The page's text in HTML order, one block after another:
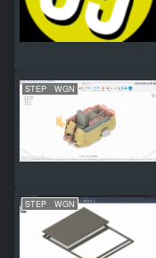
STEP WGN
STEP WGN